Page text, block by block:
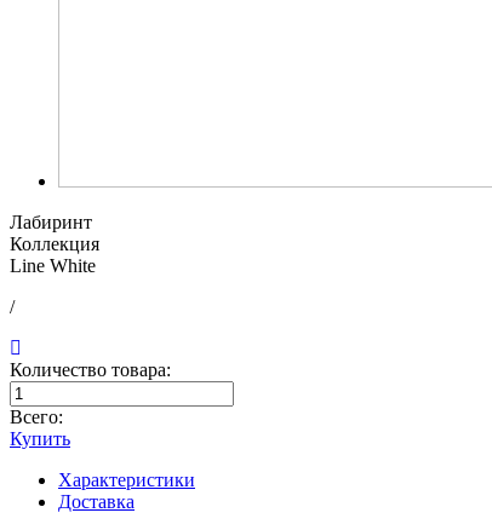
Лабиринт
Коллекция
Line White
/
Количество товара:
Всего:
Купить
Характеристики
Доставка